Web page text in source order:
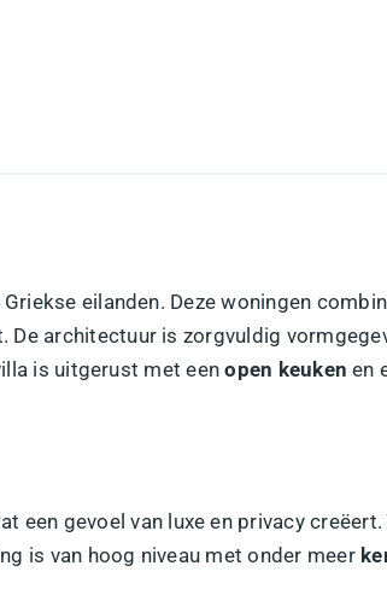
eilanden. Deze woningen
architectuur is zorgvuldig
is uitgerust met eenopen keuken en
een gevoel van luxe en privacy
is van hoog niveau met onder meer